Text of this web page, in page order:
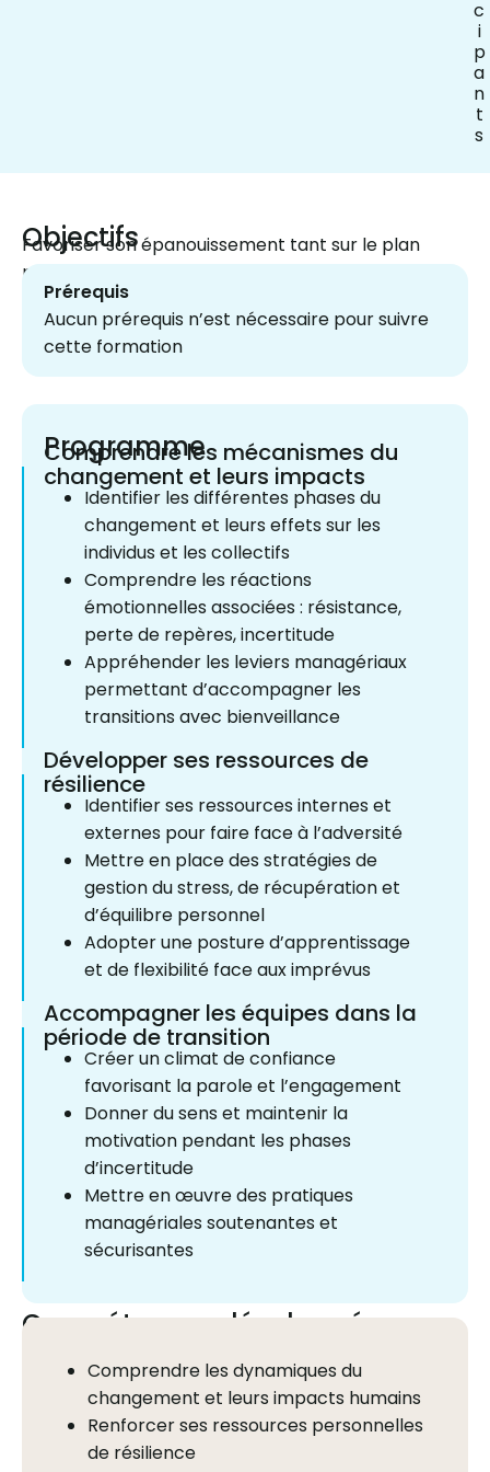
c
i
p
a
n
t
s
Objectifs
Favoriser son épanouissement tant sur le plan
professionnel que personnel.
Prérequis
Aucun prérequis n’est nécessaire pour suivre
cette formation
Programme
Comprendre les mécanismes du
changement et leurs impacts
Identifier les différentes phases du
changement et leurs effets sur les
individus et les collectifs
Comprendre les réactions
émotionnelles associées : résistance,
perte de repères, incertitude
Appréhender les leviers managériaux
permettant d’accompagner les
transitions avec bienveillance
Développer ses ressources de
résilience
Identifier ses ressources internes et
externes pour faire face à l’adversité
Mettre en place des stratégies de
gestion du stress, de récupération et
d’équilibre personnel
Adopter une posture d’apprentissage
et de flexibilité face aux imprévus
Accompagner les équipes dans la
période de transition
Créer un climat de confiance
favorisant la parole et l’engagement
Donner du sens et maintenir la
motivation pendant les phases
d’incertitude
Mettre en œuvre des pratiques
managériales soutenantes et
sécurisantes
Compétences développées
Comprendre les dynamiques du
changement et leurs impacts humains
Renforcer ses ressources personnelles
de résilience